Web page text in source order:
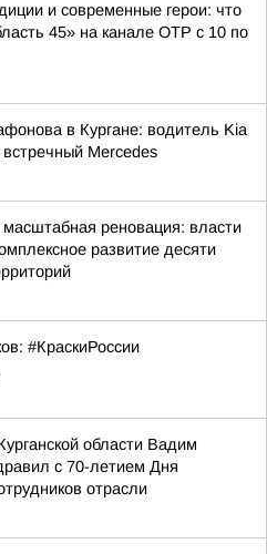
и современные герои: что
45» на канале ОТР с 10 по
в Кургане: водитель Kia
Mercedes
масштабная реновация: власти
развитие десяти
#КраскиРоссии
области Вадим
с 70-летием Дня
отрасли